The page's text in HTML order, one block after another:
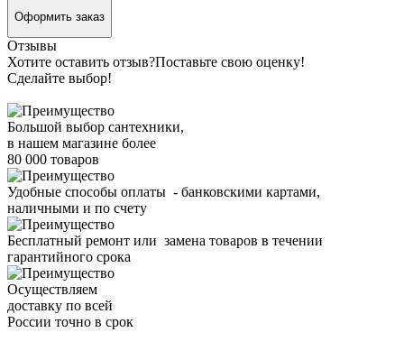
Оформить заказ
Отзывы
Хотите оставить отзыв?Поставьте свою оценку!
Сделайте выбор!
Большой выбор сантехники,
в нашем магазине более
80 000 товаров
Удобные способы оплаты - банковскими картами,
наличными и по счету
Бесплатный ремонт или замена товаров в течении
гарантийного срока
Осуществляем
доставку по всей
России точно в срок